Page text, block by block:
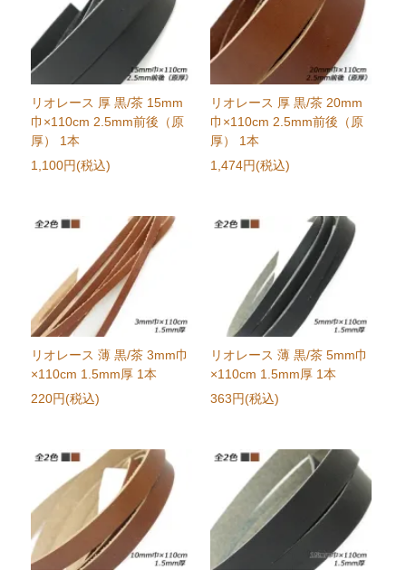
リオレース 厚 黒/茶 15mm
巾×110cm 2.5mm前後（原
厚） 1本
1,100円(税込)
リオレース 厚 黒/茶 20mm
巾×110cm 2.5mm前後（原
厚） 1本
1,474円(税込)
リオレース 薄 黒/茶 3mm巾
×110cm 1.5mm厚 1本
220円(税込)
リオレース 薄 黒/茶 5mm巾
×110cm 1.5mm厚 1本
363円(税込)